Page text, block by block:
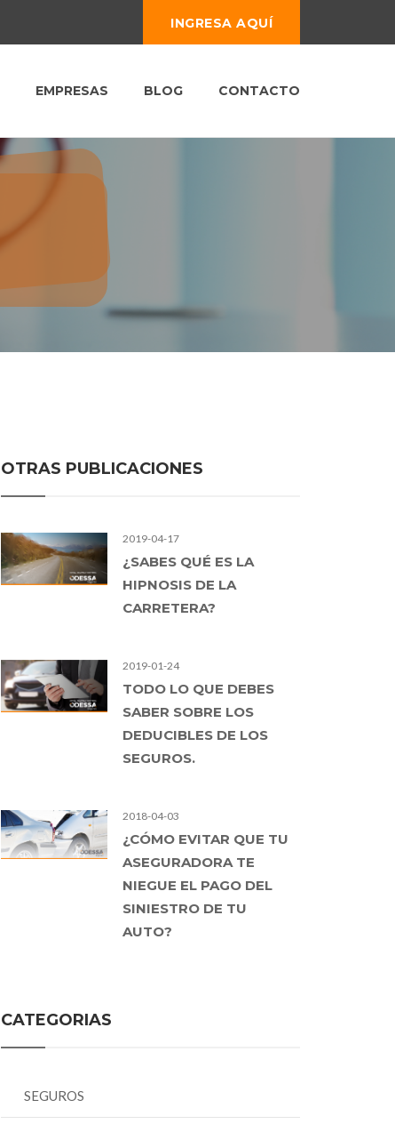
INGRESA AQUÍ
EMPRESAS BLOG CONTACTO
OTRAS PUBLICACIONES
2019-04-17
¿SABES QUÉ ES LA
HIPNOSIS DE LA
CARRETERA?
2019-01-24
TODO LO QUE DEBES
SABER SOBRE LOS
DEDUCIBLES DE LOS
SEGUROS.
2018-04-03
¿CÓMO EVITAR QUE TU
ASEGURADORA TE
NIEGUE EL PAGO DEL
SINIESTRO DE TU
AUTO?
CATEGORIAS
SEGUROS